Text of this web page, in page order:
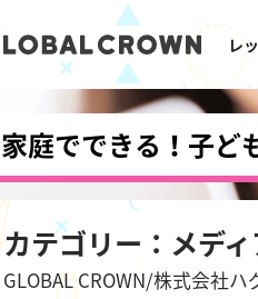
レ
家庭でできる！子ど
カテゴリー：メデ
GLOBAL CROWN/株式会社ハ